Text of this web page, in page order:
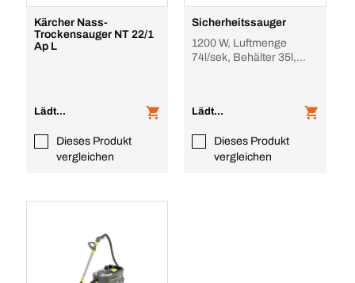
Kärcher Nass-
Trockensauger NT 22/1
Ap L
Lädt...
Dieses Produkt
vergleichen
Sicherheitssauger
1200 W, Luftmenge
74l/sek, Behälter 35l,
Lädt...
Dieses Produkt
vergleichen